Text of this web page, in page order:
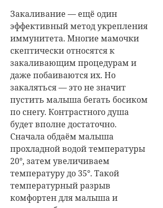
Закаливание — ещё один
эффективный метод укрепления
иммунитета. Многие мамочки
скептически относятся к
закаливающим процедурам и
даже побаиваются их. Но
закаляться — это не значит
пустить малыша бегать босиком
по снегу. Контрастного душа
будет вполне достаточно.
Сначала обдаём малыша
прохладной водой температуры
20°, затем увеличиваем
температуру до 35°. Такой
температурный разрыв
комфортен для малыша и